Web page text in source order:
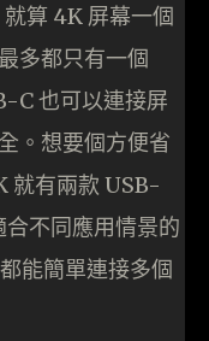
算 4K 屏幕一個
多都只有一個
C 也可以連接屏
。想要個方便省
就有兩款 USB-
不同應用情景的
能簡單連接多個